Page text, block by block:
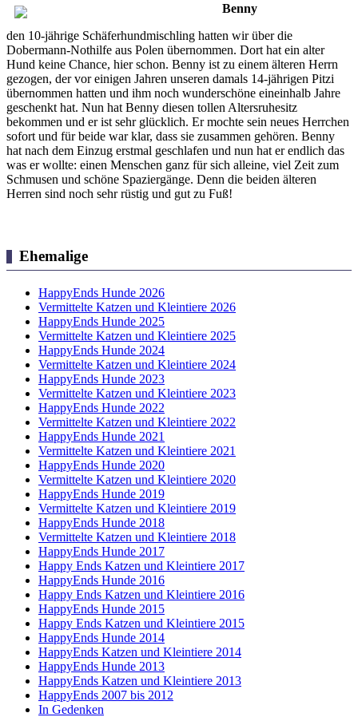
Benny
den 10-jährige Schäferhundmischling hatten wir über die
Dobermann-Nothilfe aus Polen übernommen. Dort hat ein alter
Hund keine Chance, hier schon. Benny ist zu einem älteren Herrn
gezogen, der vor einigen Jahren unseren damals 14-jährigen Pitzi
übernommen hatten und ihm noch wunderschöne eineinhalb Jahre
geschenkt hat. Nun hat Benny diesen tollen Altersruhesitz
bekommen und er ist sehr glücklich. Er mochte sein neues Herrchen
sofort und für beide war klar, dass sie zusammen gehören. Benny
hat nach dem Einzug erstmal geschlafen und nun hat er endlich das
was er wollte: einen Menschen ganz für sich alleine, viel Zeit zum
Schmusen und schöne Spaziergänge. Denn die beiden älteren
Herren sind noch sehr rüstig und gut zu Fuß!
Ehemalige
HappyEnds Hunde 2026
Vermittelte Katzen und Kleintiere 2026
HappyEnds Hunde 2025
Vermittelte Katzen und Kleintiere 2025
HappyEnds Hunde 2024
Vermittelte Katzen und Kleintiere 2024
HappyEnds Hunde 2023
Vermittelte Katzen und Kleintiere 2023
HappyEnds Hunde 2022
Vermittelte Katzen und Kleintiere 2022
HappyEnds Hunde 2021
Vermittelte Katzen und Kleintiere 2021
HappyEnds Hunde 2020
Vermittelte Katzen und Kleintiere 2020
HappyEnds Hunde 2019
Vermittelte Katzen und Kleintiere 2019
HappyEnds Hunde 2018
Vermittelte Katzen und Kleintiere 2018
HappyEnds Hunde 2017
Happy Ends Katzen und Kleintiere 2017
HappyEnds Hunde 2016
Happy Ends Katzen und Kleintiere 2016
HappyEnds Hunde 2015
Happy Ends Katzen und Kleintiere 2015
HappyEnds Hunde 2014
HappyEnds Katzen und Kleintiere 2014
HappyEnds Hunde 2013
HappyEnds Katzen und Kleintiere 2013
HappyEnds 2007 bis 2012
In Gedenken